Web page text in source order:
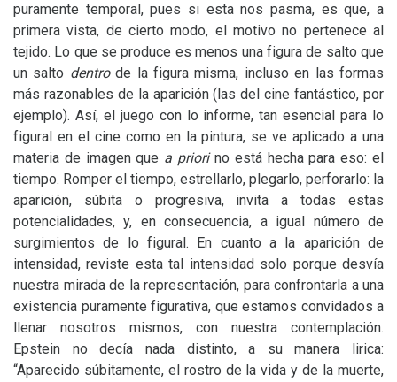
puramente temporal, pues si esta nos pasma, es que, a
primera vista, de cierto modo, el motivo no pertenece al
tejido. Lo que se produce es menos una figura de salto que
un salto dentrode la figura misma, incluso en las formas
más razonables de la aparición (las del cine fantástico, por
ejemplo). Así, el juego con lo informe, tan esencial para lo
figural en el cine como en la pintura, se ve aplicado a una
materia de imagen que a priorino está hecha para eso: el
tiempo. Romper el tiempo, estrellarlo, plegarlo, perforarlo: la
aparición, súbita o progresiva, invita a todas estas
potencialidades, y, en consecuencia, a igual número de
surgimientos de lo figural. En cuanto a la aparición de
intensidad, reviste esta tal intensidad solo porque desvía
nuestra mirada de la representación, para confrontarla a una
existencia puramente figurativa, que estamos convidados a
llenar nosotros mismos, con nuestra contemplación.
Epstein no decía nada distinto, a su manera lirica:
“Aparecido súbitamente, el rostro de la vida y de la muerte,